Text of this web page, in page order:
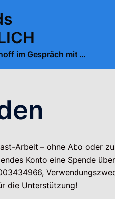
im Gespräch mit …
Arbeit – ohne Abo oder
Konto eine Spende
die Unterstützung!